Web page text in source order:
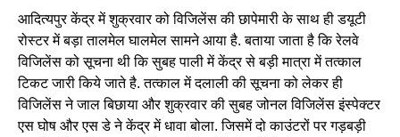
आदित्यपुर केंद्र में शुक्रवार को विजिलेंस की छापेमारी के साथ ही डयूटी
रोस्टर में बड़ा तालमेल घालमेल सामने आया है. बताया जाता है कि रेलवे
विजिलेंस को सूचना थी कि सुबह पाली में केंद्र से बड़ी मात्रा में तत्काल
टिकट जारी किये जाते है. तत्काल में दलाली की सूचना को लेकर ही
विजिलेंस ने जाल बिछाया और शुक्रवार की सुबह जोनल विजिलेंस इंस्पेक्टर
एस घोष और एस डे ने केंद्र में धावा बोला. जिसमें दो काउंटरों पर गड़बड़ी